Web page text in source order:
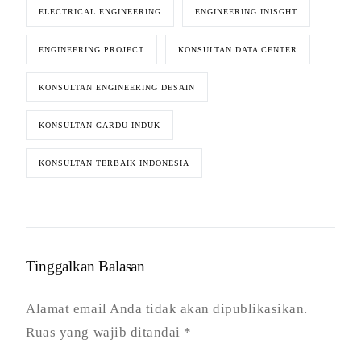
ELECTRICAL ENGINEERING ENGINEERING INISGHT
ENGINEERING PROJECT KONSULTAN DATA CENTER
KONSULTAN ENGINEERING DESAIN
KONSULTAN GARDU INDUK
KONSULTAN TERBAIK INDONESIA
Tinggalkan Balasan
Alamat email Anda tidak akan dipublikasikan.
Ruas yang wajib ditandai *